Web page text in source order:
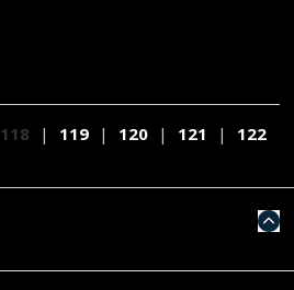
118 | 119 | 120 | 121 | 122